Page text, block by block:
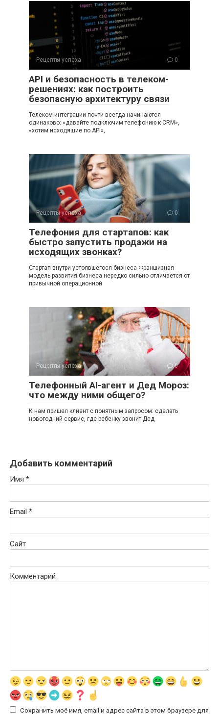
Рецепты успеха 0
API и безопасность в телеком-
решениях: как построить
безопасную архитектуру связи
Телеком-интеграции почти всегда начинаются
одинаково: «давайте подключим телефонию к CRM»,
«хотим исходящие по API»,
Рецепты успеха 0
Телефония для стартапов: как
быстро запустить продажи на
исходящих звонках?
Стартап внутри устоявшегося бизнеса Франшизная
модель развития бизнеса нередко сильно отличается от
привычной операционной
Рецепты успеха 0
Телефонный AI-агент и Дед Мороз:
что между ними общего?
К нам пришел клиент с понятным запросом: сделать
новогодний сервис, где ребенку звонит Дед
Добавить комментарий
Имя *
Email *
Сайт
Комментарий
Сохранить моё имя, email и адрес сайта в этом браузере для